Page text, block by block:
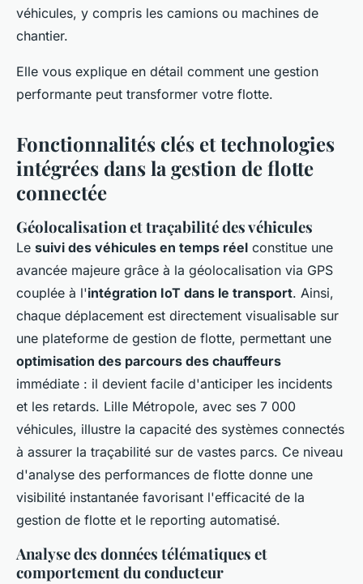
véhicules, y compris les camions ou machines de
chantier.
Elle vous explique en détail comment une gestion
performante peut transformer votre flotte.
Fonctionnalités clés et technologies
intégrées dans la gestion de flotte
connectée
Géolocalisation et traçabilité des véhicules
Le suivi des véhicules en temps réel constitue une
avancée majeure grâce à la géolocalisation via GPS
couplée à l'intégration IoT dans le transport. Ainsi,
chaque déplacement est directement visualisable sur
une plateforme de gestion de flotte, permettant une
optimisation des parcours des chauffeurs
immédiate : il devient facile d'anticiper les incidents
et les retards. Lille Métropole, avec ses 7 000
véhicules, illustre la capacité des systèmes connectés
à assurer la traçabilité sur de vastes parcs. Ce niveau
d'analyse des performances de flotte donne une
visibilité instantanée favorisant l'efficacité de la
gestion de flotte et le reporting automatisé.
Analyse des données télématiques et
comportement du conducteur